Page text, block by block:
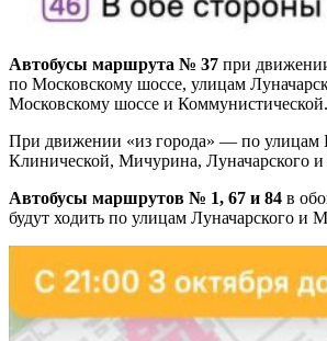
Автобусы маршрута № 37 при
по Московскому шоссе, улицам
Московскому шоссе и Коммунистической.
При движении «из города» — по улицам
Клинической, Мичурина, Луначарского
Автобусы маршрутов № 1, 67 и 84 в
будут ходить по улицам Луначарского и